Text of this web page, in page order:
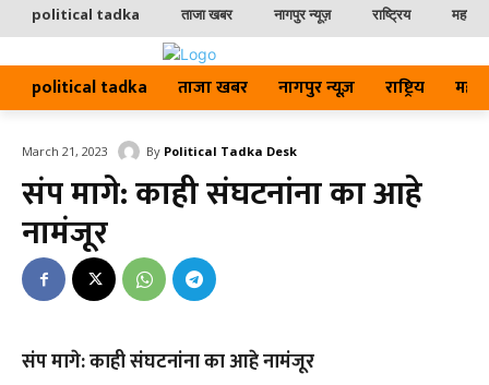
political tadka ताजा खबर नागपुर न्यूज़ राष्ट्रिय
political tadka ताजा खबर नागपुर न्यूज़ राष्ट्रिय
March 21, 2023 By Political Tadka Desk
संप मागे: काही संघटनांना का आहे
नामंजूर
संप मागे: काही संघटनांना का आहे नामंजूर